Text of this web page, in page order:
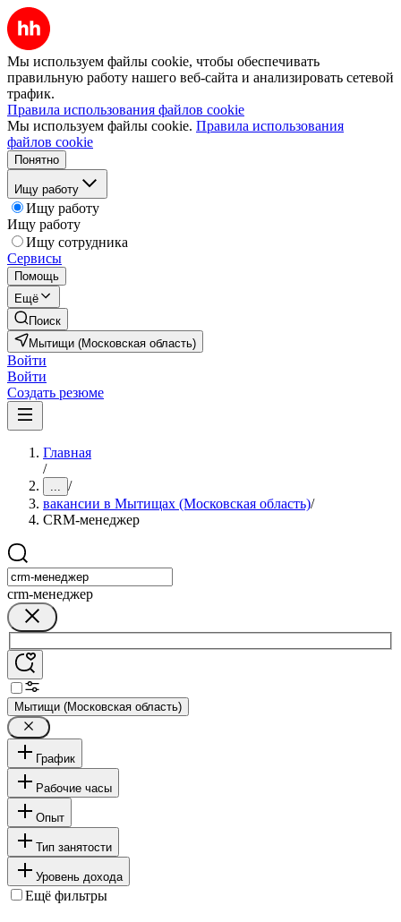
Мы используем файлы cookie, чтобы обеспечивать
правильную работу нашего веб-сайта и анализировать сетевой
трафик.
Правила использования файлов cookie
Мы используем файлы cookie. Правила использования
файлов cookie
Понятно
Ищу работу
Ищу работу
Ищу работу
Ищу сотрудника
Сервисы
Помощь
Ещё
Поиск
Мытищи (Московская область)
Войти
Войти
Создать резюме
Главная
/
... /
вакансии в Мытищах (Московская область)/
CRM-менеджер
crm-менеджер
Мытищи (Московская область)
График
Рабочие часы
Опыт
Тип занятости
Уровень дохода
Ещё фильтры